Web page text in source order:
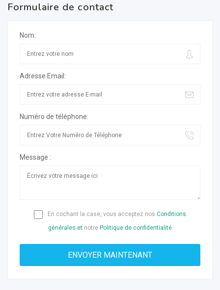
Formulaire de contact
Nom:
Adresse Email:
Numéro de téléphone:
Message :
En cochant la case, vous acceptez nos Conditions
générales et notre Politique de confidentialité